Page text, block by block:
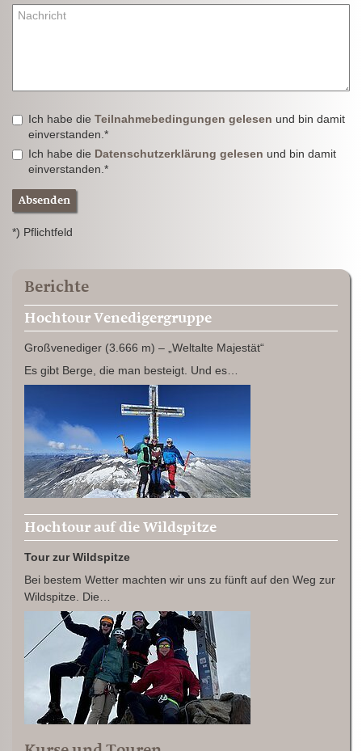
Ich habe die Teilnahmebedingungen gelesen und bin damit
einverstanden.*
Ich habe die Datenschutzerklärung gelesen und bin damit
einverstanden.*
Absenden
*) Pflichtfeld
Berichte
Hochtour Venedigergruppe
Großvenediger (3.666 m) – „Weltalte Majestät“
Es gibt Berge, die man besteigt. Und es…
Hochtour auf die Wildspitze
Tour zur Wildspitze
Bei bestem Wetter machten wir uns zu fünft auf den Weg zur
Wildspitze. Die…